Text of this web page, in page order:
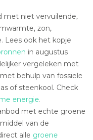
met niet vervuilende,
zon,
Lees ook het kopje
in augustus
vergeleken met
behulp van fossiele
of steenkool. Check
energie.
met echte groene
van de
alle groene